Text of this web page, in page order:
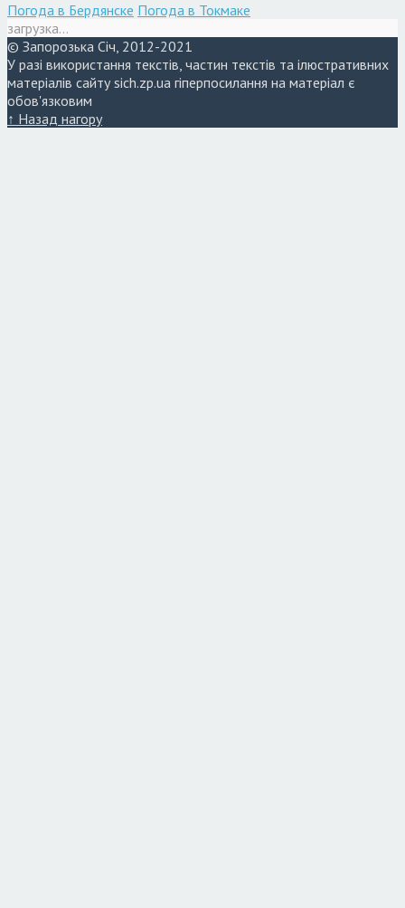
Погода в Бердянске Погода в Токмаке
загрузка...
© Запорозька Січ, 2012-2021
У разі використання текстів, частин текстів та ілюстративних
матеріалів сайту sich.zp.ua гіперпосилання на матеріал є
обов'язковим
↑ Назад нагору